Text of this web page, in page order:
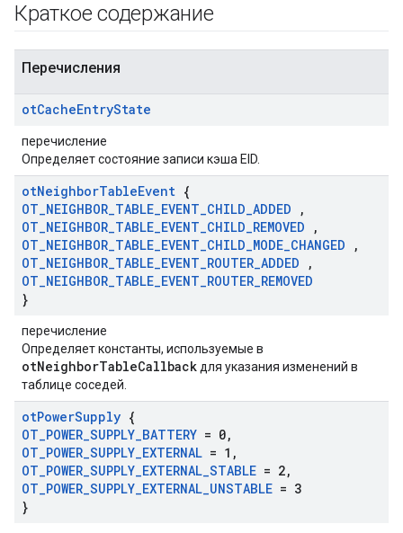
Краткое содержание
Перечисления
otCacheEntryState
перечисление
Определяет состояние записи кэша EID.
otNeighborTableEvent {
OT_NEIGHBOR_TABLE_EVENT_CHILD_ADDED
,
OT_NEIGHBOR_TABLE_EVENT_CHILD_REMOVED
,
OT_NEIGHBOR_TABLE_EVENT_CHILD_MODE_CHANGED
,
OT_NEIGHBOR_TABLE_EVENT_ROUTER_ADDED
,
OT_NEIGHBOR_TABLE_EVENT_ROUTER_REMOVED
}
перечисление
Определяет константы, используемые в
otNeighborTableCallback для указания изменений в
таблице соседей.
otPowerSupply {
OT_POWER_SUPPLY_BATTERY = 0,
OT_POWER_SUPPLY_EXTERNAL = 1 ,
OT_POWER_SUPPLY_EXTERNAL_STABLE = 2,
OT_POWER_SUPPLY_EXTERNAL_UNSTABLE = 3
}